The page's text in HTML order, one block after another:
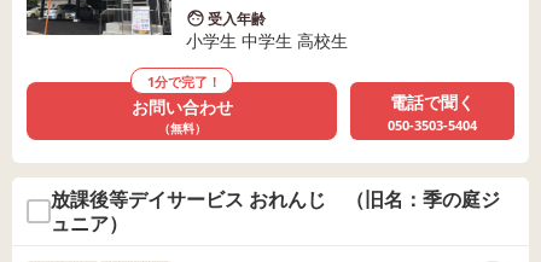
受入年齢
小学生 中学生 高校生
1分で完了！
お問い合わせ
（無料）
電話で聞く
050-3503-5404
放課後等デイサービス おれんじ （旧名：季の庭ジ
ュニア）